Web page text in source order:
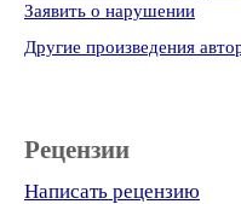
Заявить о нарушении
Другие произведения
Рецензии
Написать рецензию